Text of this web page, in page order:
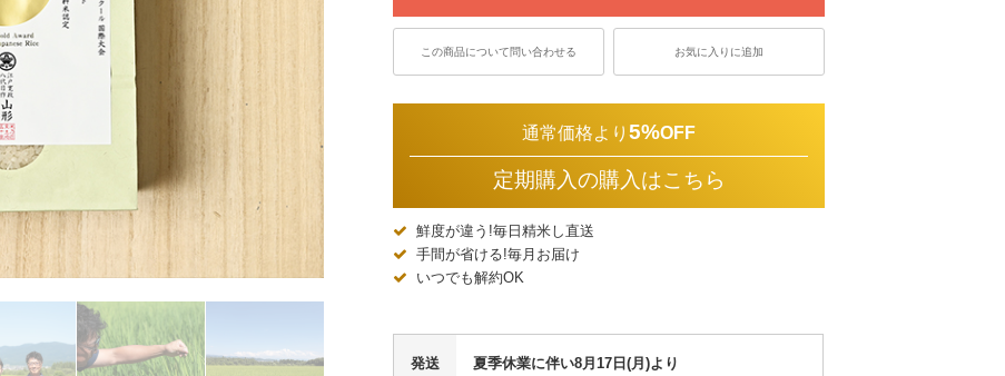
この商品について問い合わせる お気に入りに追加
通常価格より5%OFF
定期購入の購入はこちら
鮮度が違う!毎日精米し直送
手間が省ける!毎月お届け
いつでも解約OK
発送
夏季休業に伴い8月17日(月)より